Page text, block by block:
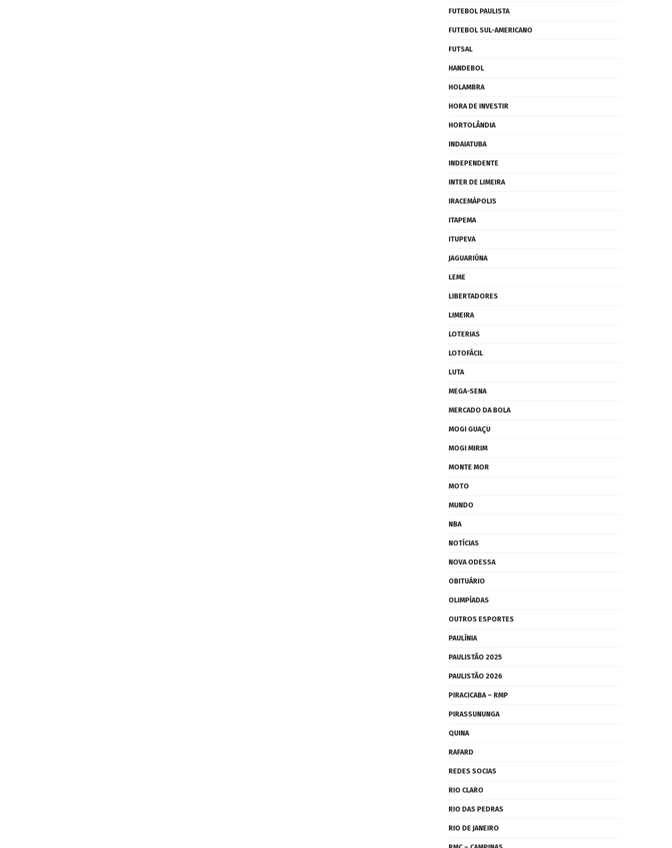
FUTEBOL PAULISTA
FUTEBOL SUL-AMERICANO
FUTSAL
HANDEBOL
HOLAMBRA
HORA DE INVESTIR
HORTOLÂNDIA
INDAIATUBA
INDEPENDENTE
INTER DE LIMEIRA
IRACEMÁPOLIS
ITAPEMA
ITUPEVA
JAGUARIÚNA
LEME
LIBERTADORES
LIMEIRA
LOTERIAS
LOTOFÁCIL
LUTA
MEGA-SENA
MERCADO DA BOLA
MOGI GUAÇU
MOGI MIRIM
MONTE MOR
MOTO
MUNDO
NBA
NOTÍCIAS
NOVA ODESSA
OBITUÁRIO
OLIMPÍADAS
OUTROS ESPORTES
PAULÍNIA
PAULISTÃO 2025
PAULISTÃO 2026
PIRACICABA – RMP
PIRASSUNUNGA
QUINA
RAFARD
REDES SOCIAS
RIO CLARO
RIO DAS PEDRAS
RIO DE JANEIRO